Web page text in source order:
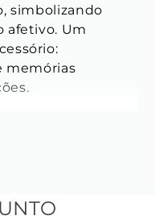
simbolizando
afetivo. Um
memórias